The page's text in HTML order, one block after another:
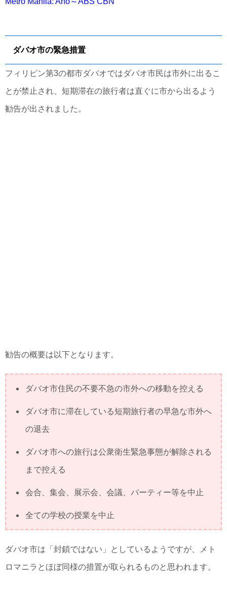
ダバオ市の緊急措置
フィリピン第3の都市ダバオではダバオ市民は市外に出るこ
とが禁止され、短期滞在の旅行者は直ぐに市から出るよう
勧告が出されました。
勧告の概要は以下となります。
ダバオ市住民の不要不急の市外への移動を控える
ダバオ市に滞在している短期旅行者の早急な市外へ
の退去
ダバオ市への旅行は公衆衛生緊急事態が解除される
まで控える
会合、集会、展示会、会議、パーティー等を中止
全ての学校の授業を中止
ダバオ市は「封鎖ではない」としているようですが、メト
ロマニラとほぼ同様の措置が取られるものと思われます。